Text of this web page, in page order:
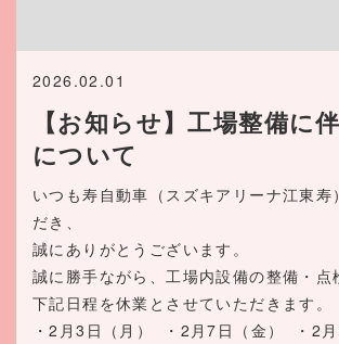
【お知らせ】工場整備に
について
2026.02.01
いつも寿自動車（スズキアリーナ江東寿
だき、
誠にありがとうございます。
誠に勝手ながら、工場内設備の整備・点
下記日程を休業とさせていただきます。
・2月3日（月）
・2月7日（金）
・2